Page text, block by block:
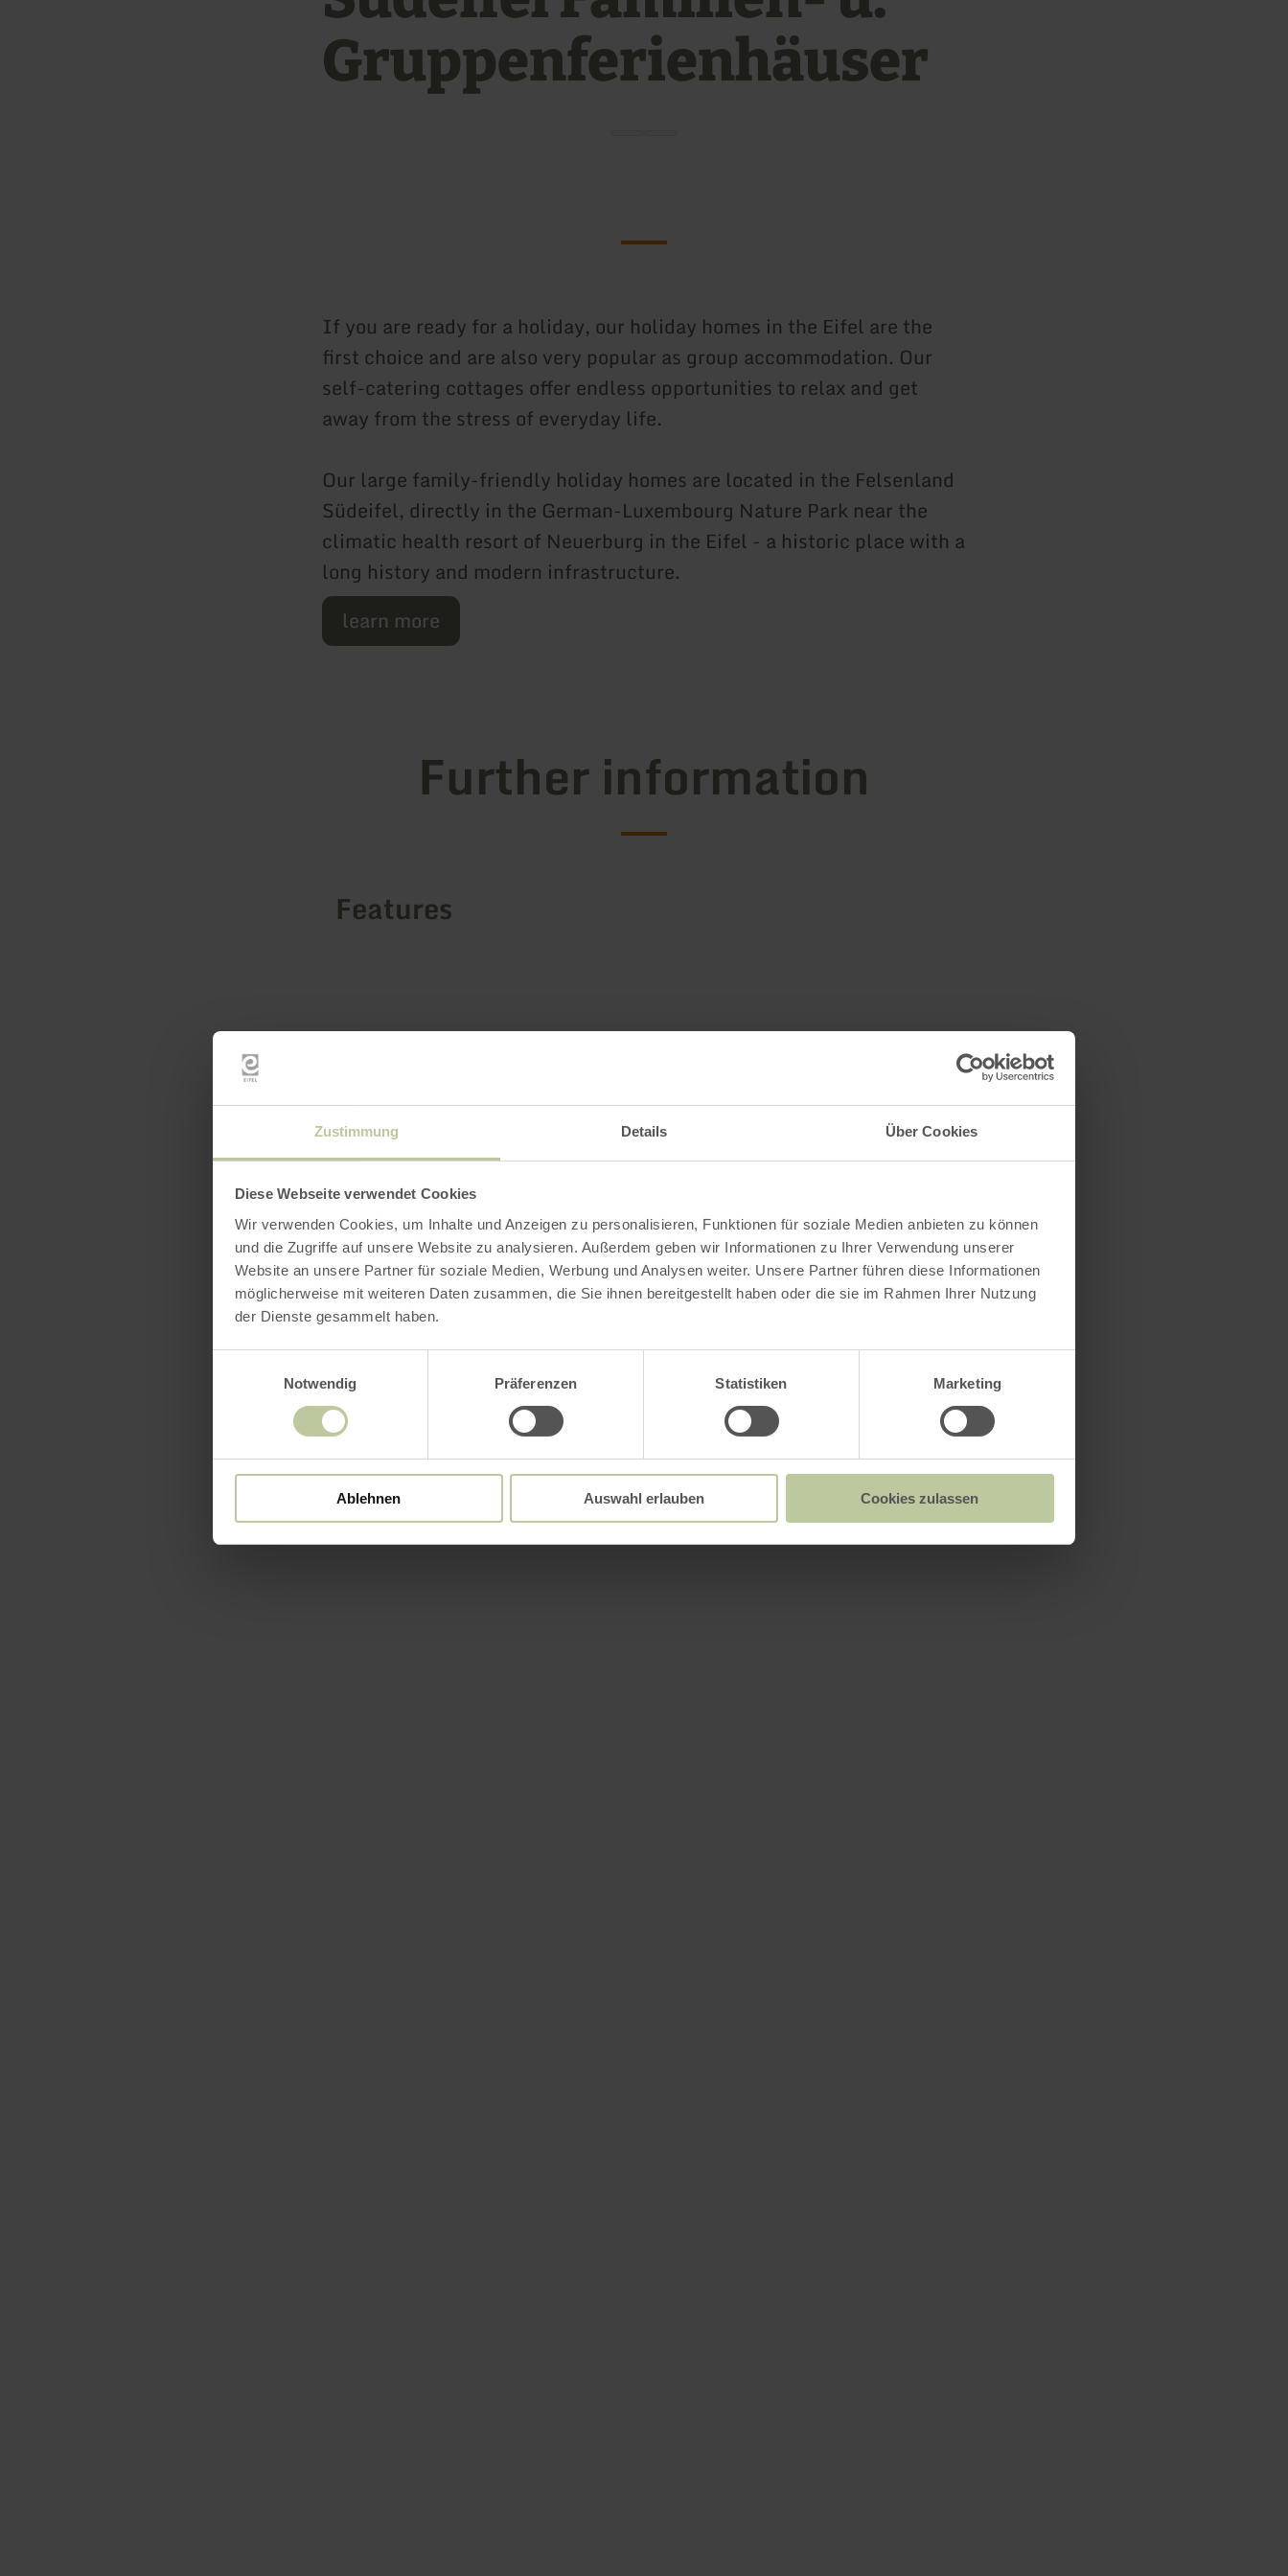
Zustimmung Details Über Cookies
Diese Webseite verwendet Cookies
Wir verwenden Cookies, um Inhalte und Anzeigen zu personalisieren, Funktionen für soziale Medien anbieten zu können
und die Zugriffe auf unsere Website zu analysieren. Außerdem geben wir Informationen zu Ihrer Verwendung unserer
Website an unsere Partner für soziale Medien, Werbung und Analysen weiter. Unsere Partner führen diese Informationen
möglicherweise mit weiteren Daten zusammen, die Sie ihnen bereitgestellt haben oder die sie im Rahmen Ihrer Nutzung
der Dienste gesammelt haben.
Notwendig
Präferenzen Statistiken Marketing
Ablehnen Auswahl erlauben Cookies zulassen
Gruppenferienhäuser
If you are ready for a holiday, our holiday homes in the Eifel are the
first choice and are also very popular as group accommodation. Our
self-catering cottages offer endless opportunities to relax and get
away from the stress of everyday life.
Our large family-friendly holiday homes are located in the Felsenland
Südeifel, directly in the German-Luxembourg Nature Park near the
climatic health resort of Neuerburg in the Eifel - a historic place with a
long history and modern infrastructure.
learn more
Further information
Features